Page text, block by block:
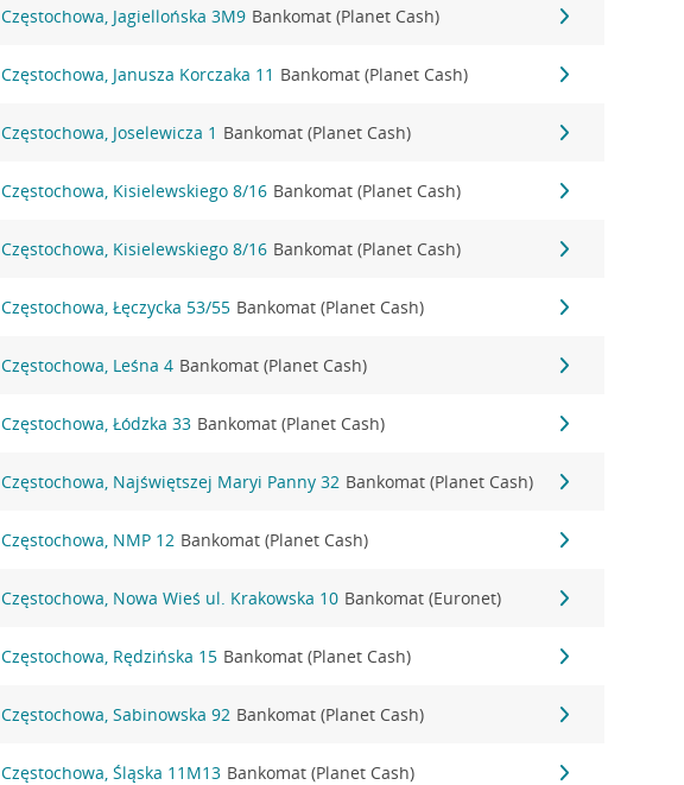
Częstochowa, Jagiellońska 3M9 Bankomat (Planet Cash)
Częstochowa, Janusza Korczaka 11 Bankomat (Planet Cash)
Częstochowa, Joselewicza 1 Bankomat (Planet Cash)
Częstochowa, Kisielewskiego 8/16 Bankomat (Planet Cash)
Częstochowa, Kisielewskiego 8/16 Bankomat (Planet Cash)
Częstochowa, Łęczycka 53/55 Bankomat (Planet Cash)
Częstochowa, Leśna 4 Bankomat (Planet Cash)
Częstochowa, Łódzka 33 Bankomat (Planet Cash)
Częstochowa, Najświętszej Maryi Panny 32 Bankomat (Planet Cash)
Częstochowa, NMP 12 Bankomat (Planet Cash)
Częstochowa, Nowa Wieś ul. Krakowska 10 Bankomat (Euronet)
Częstochowa, Rędzińska 15 Bankomat (Planet Cash)
Częstochowa, Sabinowska 92 Bankomat (Planet Cash)
Częstochowa, Śląska 11M13 Bankomat (Planet Cash)